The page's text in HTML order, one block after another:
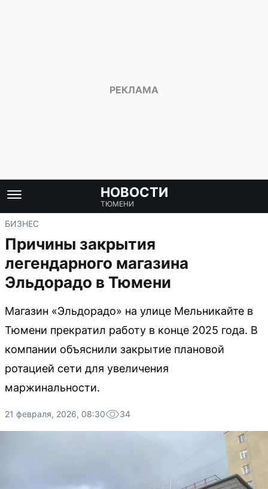
НОВОСТИ
ТЮМЕНИ
БИЗНЕС
Причины закрытия
легендарного магазина
Эльдорадо в Тюмени
Магазин «Эльдорадо» на улице Мельникайте в
Тюмени прекратил работу в конце 2025 года. В
компании объяснили закрытие плановой
ротацией сети для увеличения
маржинальности.
21 февраля, 2026, 08:30 34